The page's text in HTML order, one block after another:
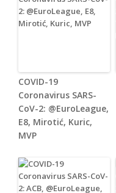
COVID-19
Coronavirus SARS-
CoV-2: @EuroLeague,
E8, Mirotić, Kuric,
MVP